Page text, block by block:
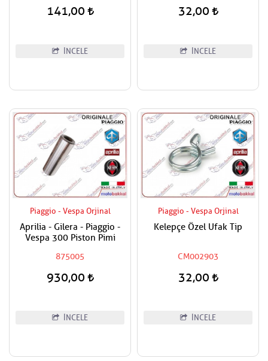
141,00
İNCELE
32,00
İNCELE
Piaggio - Vespa Orjinal
Aprilia - Gilera - Piaggio -
Vespa 300 Piston Pimi
875005
930,00
İNCELE
Piaggio - Vespa Orjinal
Kelepçe Özel Ufak Tip
CM002903
32,00
İNCELE